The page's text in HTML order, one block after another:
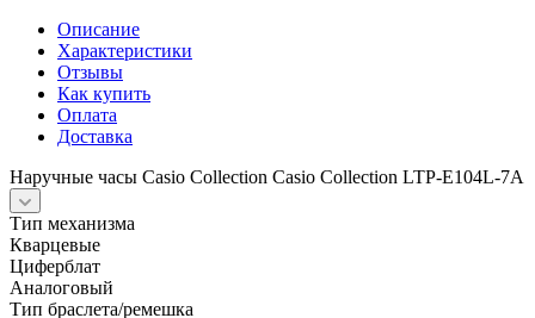
Описание
Характеристики
Отзывы
Как купить
Оплата
Доставка
Наручные часы Casio Collection Casio Collection LTP-E104L-7A
Тип механизма
Кварцевые
Циферблат
Аналоговый
Тип браслета/ремешка